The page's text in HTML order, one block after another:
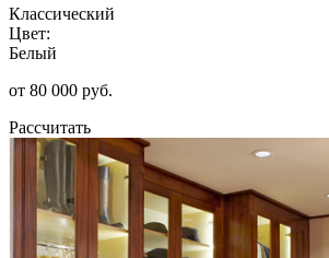
Классический
Цвет:
Белый
от 80 000 руб.
Рассчитать